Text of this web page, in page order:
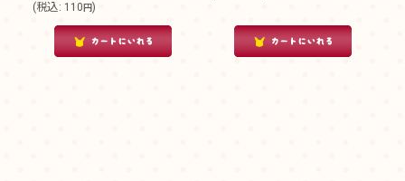
(税込: 110円)